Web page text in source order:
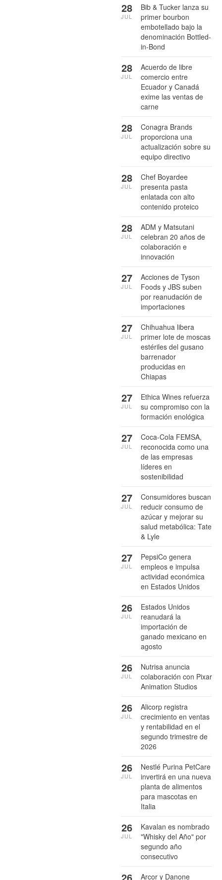
Bib & Tucker lanza su
primer bourbon
embotellado bajo la
denominación Bottled-
in-Bond
28
JUL
Acuerdo de libre
comercio entre
Ecuador y Canadá
exime las ventas de
carne
28
JUL
Conagra Brands
proporciona una
actualización sobre su
equipo directivo
28
JUL
Chef Boyardee
presenta pasta
enlatada con alto
contenido proteico
28
JUL
ADM y Matsutani
celebran 20 años de
colaboración e
innovación
28
JUL
Acciones de Tyson
Foods y JBS suben
por reanudación de
importaciones
27
JUL
Chihuahua libera
primer lote de moscas
estériles del gusano
barrenador
producidas en
Chiapas
27
JUL
Ethica Wines refuerza
su compromiso con la
formación enológica
27
JUL
Coca-Cola FEMSA,
reconocida como una
de las empresas
líderes en
sostenibilidad
27
JUL
Consumidores buscan
reducir consumo de
azúcar y mejorar su
salud metabólica: Tate
& Lyle
27
JUL
PepsiCo genera
empleos e impulsa
actividad económica
en Estados Unidos
27
JUL
Estados Unidos
reanudará la
importación de
ganado mexicano en
agosto
26
JUL
Nutrisa anuncia
colaboración con Pixar
Animation Studios
26
JUL
Alicorp registra
crecimiento en ventas
y rentabilidad en el
segundo trimestre de
2026
26
JUL
Nestlé Purina PetCare
invertirá en una nueva
planta de alimentos
para mascotas en
Italia
26
JUL
Kavalan es nombrado
"Whisky del Año" por
segundo año
consecutivo
26
JUL
Arcor y Danone